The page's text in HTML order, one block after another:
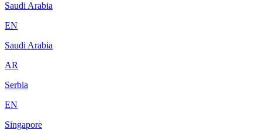
Saudi Arabia
EN
Saudi Arabia
AR
Serbia
EN
Singapore